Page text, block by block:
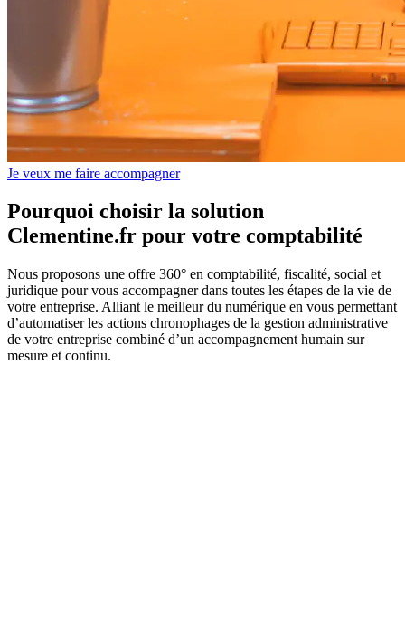
Je veux me faire accompagner
Pourquoi choisir la solution
Clementine.fr pour votre comptabilité
Nous proposons une offre 360° en comptabilité, fiscalité, social et
juridique pour vous accompagner dans toutes les étapes de la vie de
votre entreprise. Alliant le meilleur du numérique en vous permettant
d’automatiser les actions chronophages de la gestion administrative
de votre entreprise combiné d’un accompagnement humain sur
mesure et continu.